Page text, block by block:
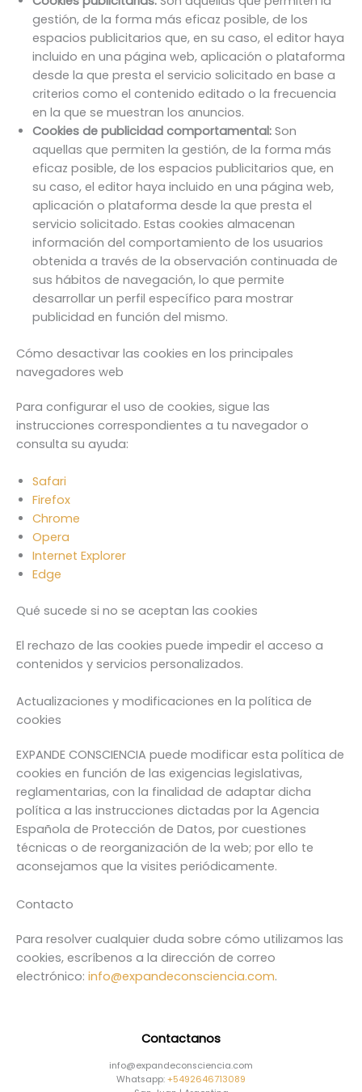
gestión, de la forma más eficaz posible, de los
espacios publicitarios que, en su caso, el editor haya
incluido en una página web, aplicación o plataforma
desde la que presta el servicio solicitado en base a
criterios como el contenido editado o la frecuencia
en la que se muestran los anuncios.
Cookies de publicidad comportamental: Son
aquellas que permiten la gestión, de la forma más
eficaz posible, de los espacios publicitarios que, en
su caso, el editor haya incluido en una página web,
aplicación o plataforma desde la que presta el
servicio solicitado. Estas cookies almacenan
información del comportamiento de los usuarios
obtenida a través de la observación continuada de
sus hábitos de navegación, lo que permite
desarrollar un perfil específico para mostrar
publicidad en función del mismo.
Cómo desactivar las cookies en los principales
navegadores web
Para configurar el uso de cookies, sigue las
instrucciones correspondientes a tu navegador o
consulta su ayuda:
Safari
Firefox
Chrome
Opera
Internet Explorer
Edge
Qué sucede si no se aceptan las cookies
El rechazo de las cookies puede impedir el acceso a
contenidos y servicios personalizados.
Actualizaciones y modificaciones en la política de
cookies
EXPANDE CONSCIENCIA puede modificar esta política de
cookies en función de las exigencias legislativas,
reglamentarias, con la finalidad de adaptar dicha
política a las instrucciones dictadas por la Agencia
Española de Protección de Datos, por cuestiones
técnicas o de reorganización de la web; por ello te
aconsejamos que la visites periódicamente.
Contacto
Para resolver cualquier duda sobre cómo utilizamos las
cookies, escríbenos a la dirección de correo
electrónico: info@expandeconsciencia.com.
Contactanos
info@expandeconsciencia.com
Whatsapp: +5492646713089